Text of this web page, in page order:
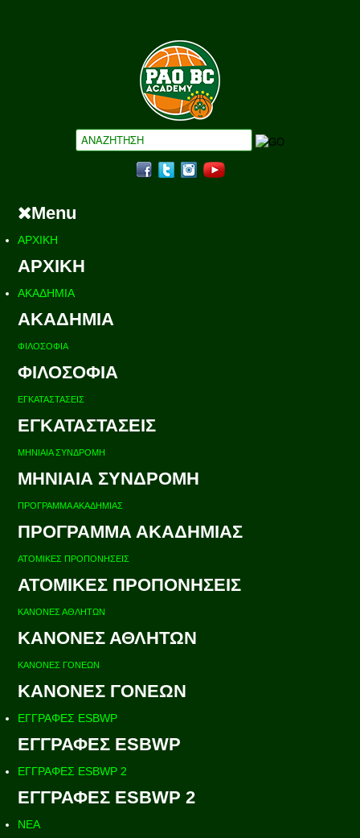
Menu
ΑΡΧΙΚΗ
ΑΡΧΙΚΗ
ΑΚΑΔΗΜΙΑ
ΑΚΑΔΗΜΙΑ
ΦΙΛΟΣΟΦΙΑ
ΦΙΛΟΣΟΦΙΑ
ΕΓΚΑΤΑΣΤΑΣΕΙΣ
ΕΓΚΑΤΑΣΤΑΣΕΙΣ
ΜΗΝΙΑΙΑ ΣΥΝΔΡΟΜΗ
ΜΗΝΙΑΙΑ ΣΥΝΔΡΟΜΗ
ΠΡΟΓΡΑΜΜΑ ΑΚΑΔΗΜΙΑΣ
ΠΡΟΓΡΑΜΜΑ ΑΚΑΔΗΜΙΑΣ
ΑΤΟΜΙΚΕΣ ΠΡΟΠΟΝΗΣΕΙΣ
ΑΤΟΜΙΚΕΣ ΠΡΟΠΟΝΗΣΕΙΣ
ΚΑΝΟΝΕΣ ΑΘΛΗΤΩΝ
ΚΑΝΟΝΕΣ ΑΘΛΗΤΩΝ
ΚΑΝΟΝΕΣ ΓΟΝΕΩΝ
ΚΑΝΟΝΕΣ ΓΟΝΕΩΝ
ΕΓΓΡΑΦΕΣ ESBWP
ΕΓΓΡΑΦΕΣ ESBWP
ΕΓΓΡΑΦΕΣ ESBWP 2
ΕΓΓΡΑΦΕΣ ESBWP 2
ΝΕΑ